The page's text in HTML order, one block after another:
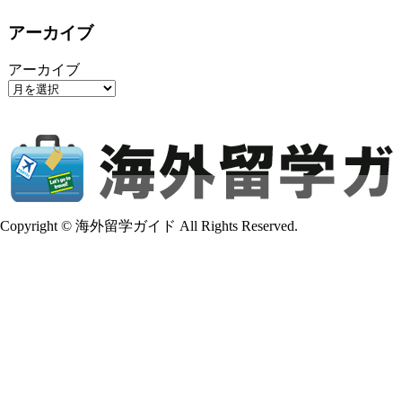
アーカイブ
アーカイブ
Copyright © 海外留学ガイド All Rights Reserved.